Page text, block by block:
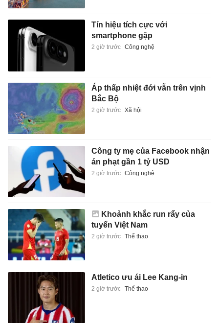
Tín hiệu tích cực với
smartphone gập
2 giờ trước Công nghệ
Áp thấp nhiệt đới vẫn trên vịnh
Bắc Bộ
2 giờ trước Xã hội
Công ty mẹ của Facebook nhận
án phạt gần 1 tỷ USD
2 giờ trước Công nghệ
Khoảnh khắc run rẩy của
tuyển Việt Nam
2 giờ trước Thể thao
Atletico ưu ái Lee Kang-in
2 giờ trước Thể thao